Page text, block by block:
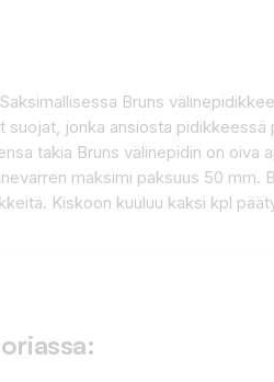
Bruns
suojat, jonka ansiosta pidikkeessä
takia Bruns välinepidin on oiva
maksimi paksuus 50 mm.
Kiskoon kuuluu kaksi kpl